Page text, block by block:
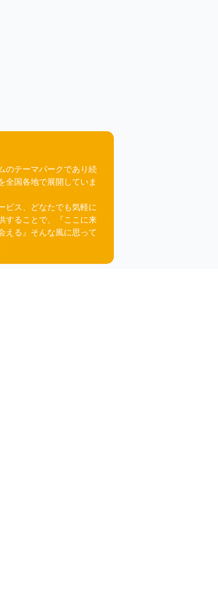
のテーマパークであり続
全国各地で展開していま
ビス、どなたでも気軽に
ることで、
『ここに来
える』そんな風に思って